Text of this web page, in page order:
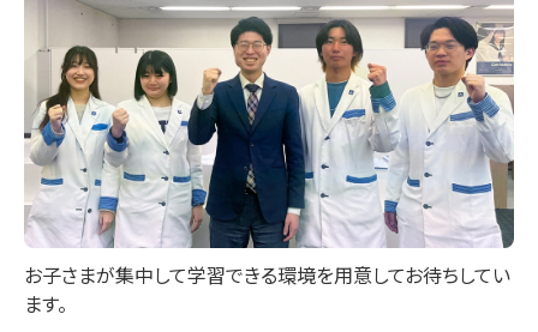
お子さまが集中して学習できる環境を用意してお待ちしてい
ます。